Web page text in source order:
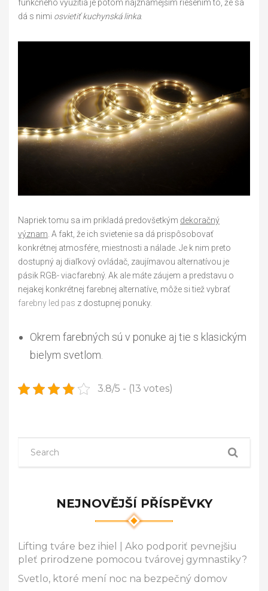
funkčného využitia je potom najznámejším riešením to, že sa
dá s nimi osvietiť kuchynská linka.
Napriek tomu sa im prikladá predovšetkým dekoračný
význam . A fakt, že ich svietenie sa dá prispôsobovať
konkrétnej atmosfére, miestnosti a nálade. Je k nim preto
dostupný aj diaľkový ovládač, zaujímavou alternatívou je
pásik RGB- viacfarebný. Ak ale máte záujem a predstavu o
nejakej konkrétnej farebnej alternatíve, môže si tiež vybrať
farebny led pas z dostupnej ponuky.
Okrem farebných sú v ponuke aj tie s klasickým
bielym svetlom.
3.8/5 - (13 votes)
NEJNOVĚJŠÍ PŘÍSPĚVKY
Lifting tváre bez ihiel | Ako podporiť pevnejšiu
pleť prirodzene pomocou tvárovej gymnastiky?
Svetlo, ktoré mení noc na bezpečný domov